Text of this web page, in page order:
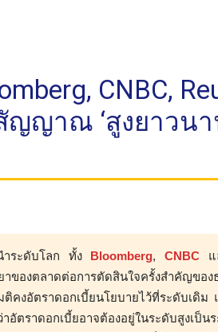
CNBC,
ญญาณ ‘สูงยาวนา
ำระดับโลก ทั้ง Bloomberg,CNBC แ
าของตลาดต่อการตัดสินใจครั้งสำคัญของ
คงอัตราดอกเบี้ยนโยบายไว้ที่ระดับเดิ
ตราดอกเบี้ยอาจต้องอยู่ในระดับสูงเป็นร